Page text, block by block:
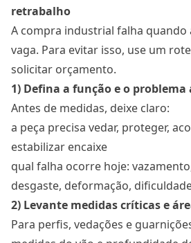
retrabalho
A compra industrial falha quando
vaga. Para evitar isso, use um
solicitar orçamento.
1) Defina a função e o problema
Antes de medidas, deixe claro:
a peça precisa vedar, proteger,
estabilizar encaixe
qual falha ocorre hoje:
desgaste, deformação,
2) Levante medidas críticas e
Para perfis, vedações e